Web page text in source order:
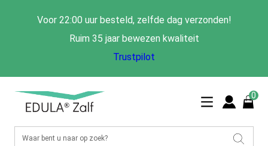
Voor 22:00 uur besteld, zelfde dag verzonden!
Ruim 35 jaar bewezen kwaliteit
Trustpilot
0